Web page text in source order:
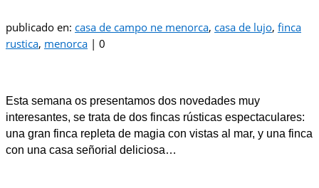
publicado en: casa de campo ne menorca, casa de lujo, finca
rustica, menorca | 0
Esta semana os presentamos dos novedades muy
interesantes, se trata de dos fincas rústicas espectaculares:
una gran finca repleta de magia con vistas al mar, y una finca
con una casa señorial deliciosa…